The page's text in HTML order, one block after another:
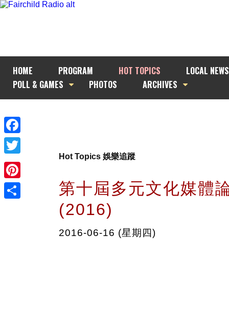
HOME PROGRAM HOT TOPICS
LOCAL NEWS
POLL & GAMES
PHOTOS ARCHIVES
Facebook
Twitter
Pinterest
Hot Topics 娛樂追蹤
第十屆多元文化媒體
(2016)
2016-06-16 (星期四)